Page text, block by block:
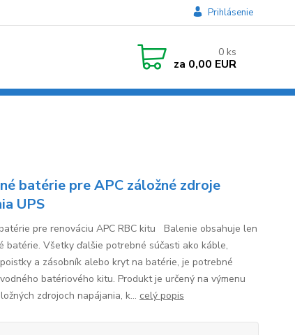
Prihlásenie
0 ks
za 0,00 EUR
batérie pre APC záložné zdroje
UPS
pre renováciu APC RBC kitu Balenie obsahuje len
batérie. Všetky ďalšie potrebné súčasti ako káble,
a zásobník alebo kryt na batérie, je potrebné
batériového kitu. Produkt je určený na výmenu
zdrojoch napájania, k... celý popis